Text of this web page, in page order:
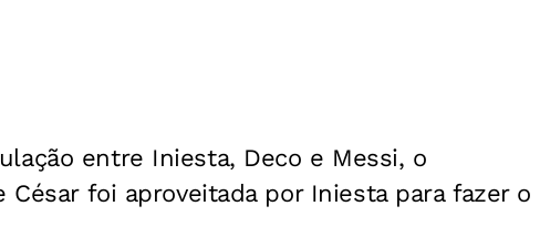
entre Iniesta, Deco e Messi, o
foi aproveitada por Iniesta para fazer o